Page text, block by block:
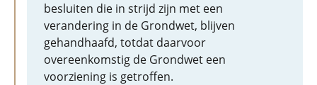
besluiten die in strijd zijn met een
verandering in de Grondwet, blijven
gehandhaafd, totdat daarvoor
overeenkomstig de Grondwet een
voorziening is getroffen.